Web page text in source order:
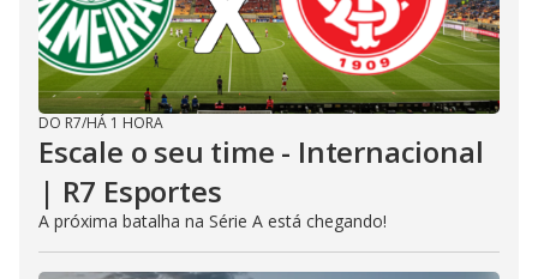
DO R7/HÁ 1 HORA
Escale o seu time - Internacional
| R7 Esportes
A próxima batalha na Série A está chegando!